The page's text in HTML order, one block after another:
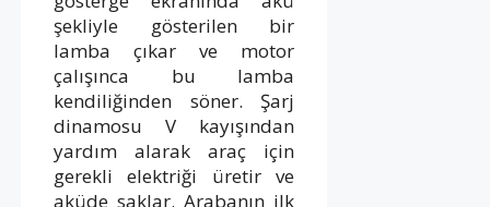
şekliyle gösterilen bir
lamba çıkar ve motor
çalışınca bu lamba
kendiliğinden söner. Şarj
dinamosu V kayışından
yardım alarak araç için
gerekli elektriği üretir ve
aküde saklar. Arabanın ilk